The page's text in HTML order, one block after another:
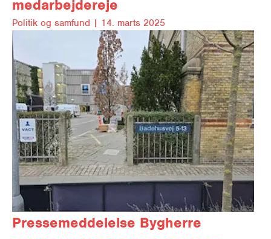
medarbejdereje
Politik og samfund | 14. marts 2025
Pressemeddelelse Bygherre